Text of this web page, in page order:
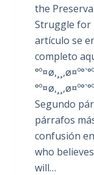
the
Struggle for
artículo se
completo
Segundo
párrafos
confusión
who
will…